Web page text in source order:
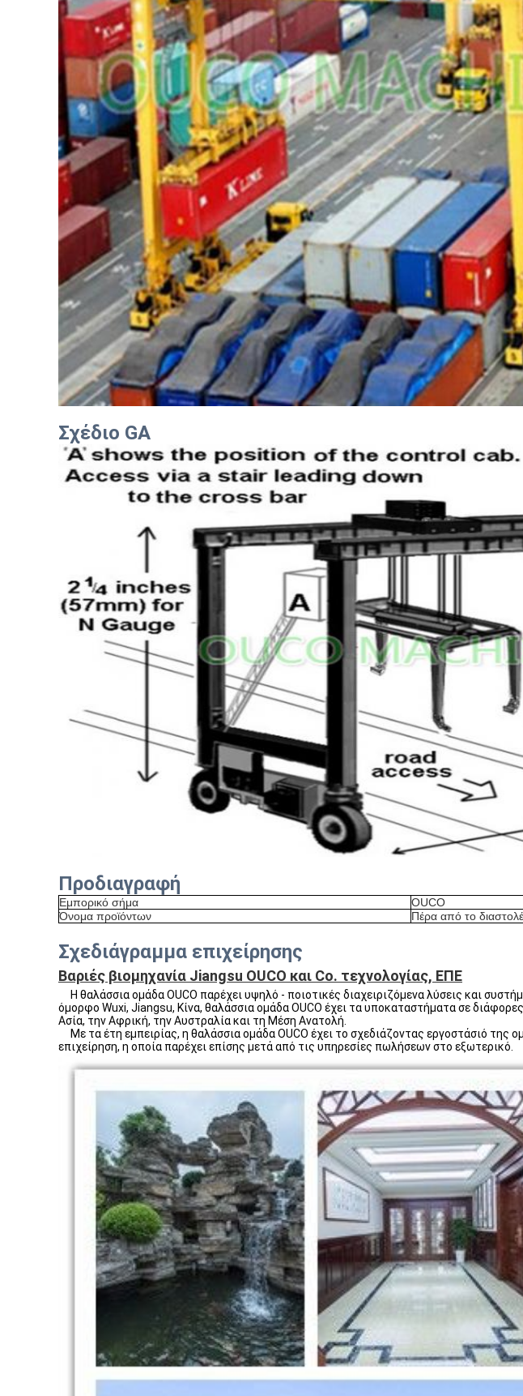
Σχέδιο GA
Προδιαγραφή
Εμπορικό σήμα
OUCO
Όνομα προϊόντων
Πέρα από το
Σχεδιάγραμμα επιχείρησης
Βαριές βιομηχανία Jiangsu OUCO και Co. τεχνολογίας, ΕΠΕ
Η θαλάσσια ομάδα OUCO παρέχει υψηλό - ποιοτικές διαχειριζόμενα λύσεις και
όμορφο Wuxi, Jiangsu, Κίνα, θαλάσσια ομάδα OUCO έχει τα υποκαταστήματα σε
Ασία, την Αφρική, την Αυστραλία και τη Μέση Ανατολή.
Με τα έτη εμπειρίας, η θαλάσσια ομάδα OUCO έχει το σχεδιάζοντας εργοστάσιό της
επιχείρηση, η οποία παρέχει επίσης μετά από τις υπηρεσίες πωλήσεων στο εξωτερικό.